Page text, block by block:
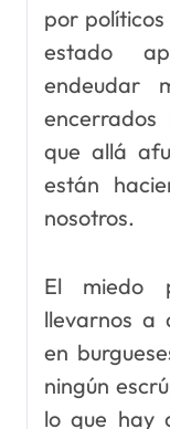
por
estado
endeudar
que allá
están
nosotros.
El miedo
llevarnos a
en
ningún
lo que hay